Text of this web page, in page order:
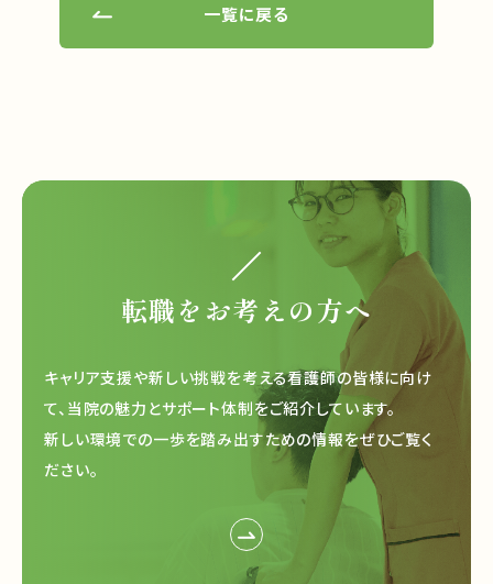
一覧に戻る
転職をお考えの方へ
キャリア支援や新しい挑戦を考える看護師の皆様に向け
て、 当院の魅力とサポート体制をご紹介しています。
新しい環境での一歩を踏み出すための情報をぜひご覧く
ださい。